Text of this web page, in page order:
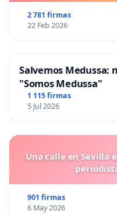
2 781 firmas
22 Feb 2026
Salvemos Medussa:
"Somos Medussa"
1 115 firmas
5 Jul 2026
Una calle en Sevilla
901 firmas
6 May 2026